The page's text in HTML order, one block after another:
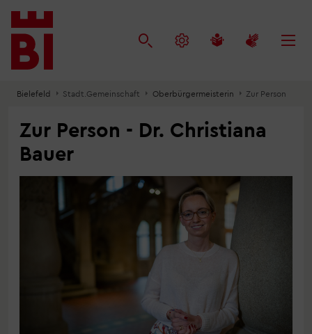
Inhalt
anspringen
Menü
anspringen
Suche
anspringen
Bielefeld Stadt.Gemeinschaft Oberbürgermeisterin Zur Person
Zur Person - Dr. Christiana
Bauer